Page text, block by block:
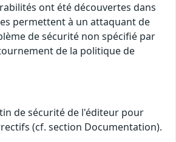
ont été découvertes dans
permettent à un attaquant de
de sécurité non spécifié par
de la politique de
de sécurité de l'éditeur pour
(cf. section Documentation).